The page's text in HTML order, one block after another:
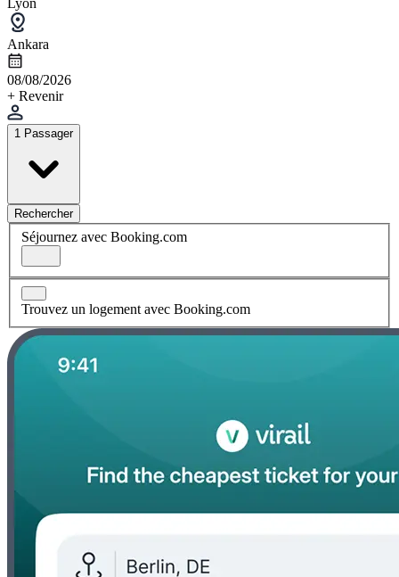
Ankara
08/08/2026
+ Revenir
1 Passager
Rechercher
Séjournez avec Booking.com
Trouvez un logement avec Booking.com